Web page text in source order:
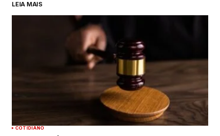
LEIA MAIS
COTIDIANO